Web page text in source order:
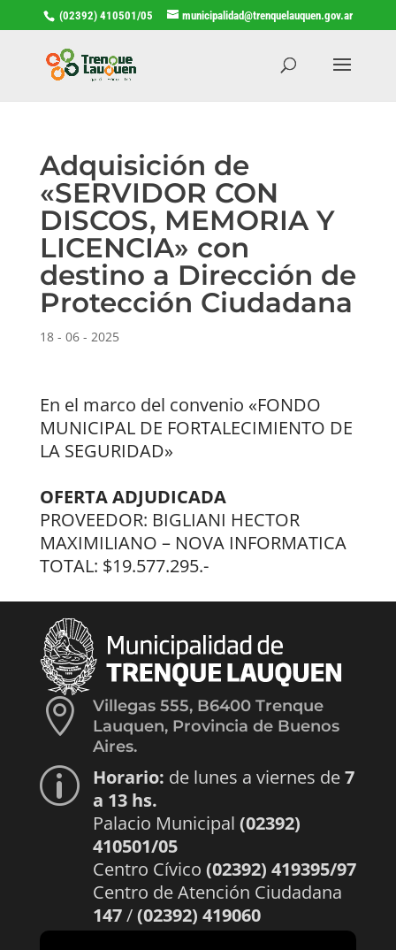
(02392) 410501/05 municipalidad@trenquelauquen.gov.ar
Adquisición de
«SERVIDOR CON
DISCOS, MEMORIA Y
LICENCIA» con
destino a Dirección de
Protección Ciudadana
18 - 06 - 2025
En el marco del convenio «FONDO
MUNICIPAL DE FORTALECIMIENTO DE
LA SEGURIDAD»
OFERTA ADJUDICADA
PROVEEDOR: BIGLIANI HECTOR
MAXIMILIANO – NOVA INFORMATICA
TOTAL: $19.577.295.-

Villegas 555, B6400 Trenque
Lauquen, Provincia de Buenos
Aires.
p Horario: de lunes a viernes de7
a 13 hs.
Palacio Municipal (02392)
410501/05
Centro Cívico (02392) 419395/97
Centro de Atención Ciudadana
147/(02392) 419060